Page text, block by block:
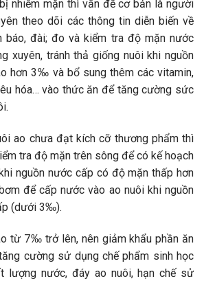
nhiễm mặn thì vấn đề cơ bản là người
theo dõi các thông tin diễn biến về
báo, đài; đo và kiểm tra độ mặn nước
xuyên, tránh thả giống nuôi khi nguồn
hơn 3‰ và bổ sung thêm các vitamin,
hóa… vào thức ăn để tăng cường sức
ao chưa đạt kích cỡ thương phẩm thì
tra độ mặn trên sông để có kế hoạch
nguồn nước cấp có độ mặn thấp hơn
để cấp nước vào ao nuôi khi nguồn
(dưới 3‰).
từ 7‰ trở lên, nên giảm khẩu phần ăn
cường sử dụng chế phẩm sinh học
lượng nước, đáy ao nuôi, hạn chế sử